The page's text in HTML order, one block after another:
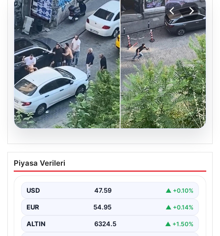
05.08.2026
Beyoğlu’nda Şok Olay: Çıplak Adam ve
Çekişmeli Kaçış
Firuzağa Mahallesi’nde geçtiğimiz gün ilginç ve bir…
Piyasa Verileri
USD 47.59 ▲ +0.10%
EUR 54.95 ▲ +0.14%
ALTIN 6324.5 ▲ +1.50%